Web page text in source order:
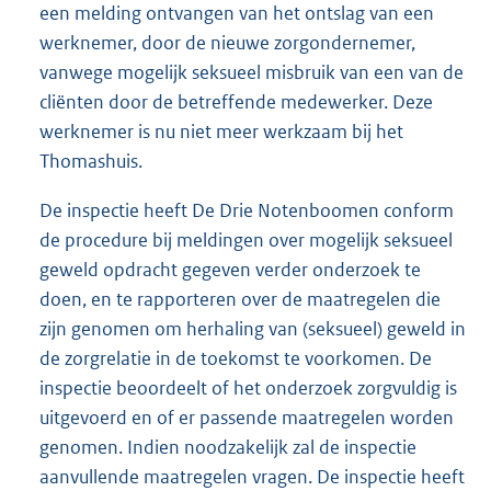
een melding ontvangen van het ontslag van een
werknemer, door de nieuwe zorgondernemer,
vanwege mogelijk seksueel misbruik van een van de
cliënten door de betreffende medewerker. Deze
werknemer is nu niet meer werkzaam bij het
Thomashuis.
De inspectie heeft De Drie Notenboomen conform
de procedure bij meldingen over mogelijk seksueel
geweld opdracht gegeven verder onderzoek te
doen, en te rapporteren over de maatregelen die
zijn genomen om herhaling van (seksueel) geweld in
de zorgrelatie in de toekomst te voorkomen. De
inspectie beoordeelt of het onderzoek zorgvuldig is
uitgevoerd en of er passende maatregelen worden
genomen. Indien noodzakelijk zal de inspectie
aanvullende maatregelen vragen. De inspectie heeft